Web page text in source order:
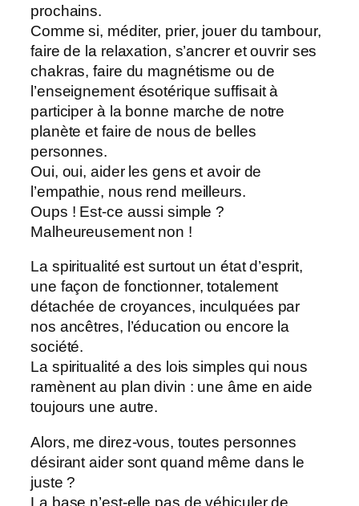
prochains.
Comme si, méditer, prier, jouer du tambour,
faire de la relaxation, s’ancrer et ouvrir ses
chakras, faire du magnétisme ou de
l’enseignement ésotérique suffisait à
participer à la bonne marche de notre
planète et faire de nous de belles
personnes.
Oui, oui, aider les gens et avoir de
l’empathie, nous rend meilleurs.
Oups ! Est-ce aussi simple ?
Malheureusement non !
La spiritualité est surtout un état d’esprit,
une façon de fonctionner, totalement
détachée de croyances, inculquées par
nos ancêtres, l’éducation ou encore la
société.
La spiritualité a des lois simples qui nous
ramènent au plan divin : une âme en aide
toujours une autre.
Alors, me direz-vous, toutes personnes
désirant aider sont quand même dans le
juste ?
La base n’est-elle pas de véhiculer de